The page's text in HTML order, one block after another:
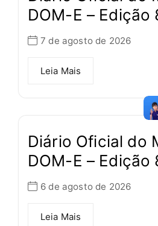
DOM-E – Edição
7 de agosto de 2026
Leia Mais
Diário Oficial do
DOM-E – Edição
6 de agosto de 2026
Leia Mais